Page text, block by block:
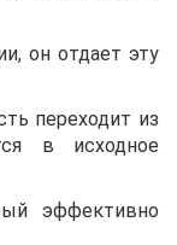
он отдает эту
переходит из
в исходное
эффективно